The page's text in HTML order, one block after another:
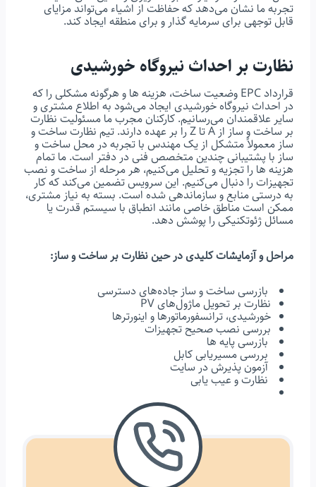
تجربه ما نشان می‌دهد که حفاظت از اشیاء می‌تواند مزایای
قابل توجهی برای سرمایه گذار و برای منطقه ایجاد کند.
نظارت بر احداث نیروگاه خورشیدی
قرارداد EPC وضعیت ساخت، هزینه ها و هرگونه مشکلی را که
در احداث نیروگاه خورشیدی ایجاد می‌شود به اطلاع مشتری و
سایر علاقمندان می‌رسانیم. کارکنان مجرب ما مسئولیت نظارت
بر ساخت و ساز از A تا Z را بر عهده دارند. تیم نظارت ساخت و
ساز معمولاً متشکل از یک مهندس با تجربه در محل ساخت و
ساز با پشتیبانی چندین متخصص فنی در دفتر است. ما تمام
هزینه ها را تجزیه و تحلیل می‌کنیم، هر مرحله از ساخت و نصب
تجهیزات را دنبال می‌کنیم. این سرویس تضمین می‌کند که کار
به درستی منابع و سازماندهی شده است. بسته به نیاز مشتری،
ممکن است مناطق خاصی مانند انطباق با سیستم قدرت یا
مسائل ژئوتکنیکی را پوشش دهد.
مراحل و آزمایشات کلیدی در حین نظارت بر ساخت و ساز:
بازرسی ساخت و ساز جاده‌های دسترسی
نظارت بر تحویل ماژول‌های PV
خورشیدی، ترانسفورماتورها و اینورترها
بررسی نصب صحیح تجهیزات
بازرسی پایه ها
بررسی مسیریابی کابل
آزمون پذیرش در سایت
نظارت و عیب یابی